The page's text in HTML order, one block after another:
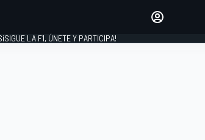
¡SIGUE LA F1, ÚNETE Y PARTICIPA!